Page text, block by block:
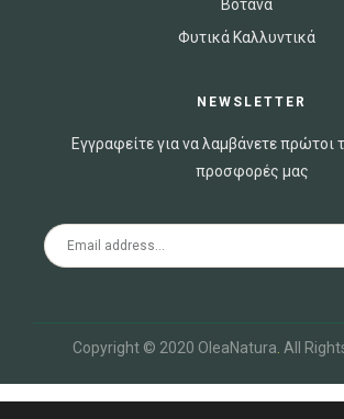
Βότανα
Φυτικά Καλλυντικά
NEWSLETTER
Εγγραφείτε για να λαμβάνετε πρώτοι
προσφορές μας
Copyright © 2020 OleaNatura All